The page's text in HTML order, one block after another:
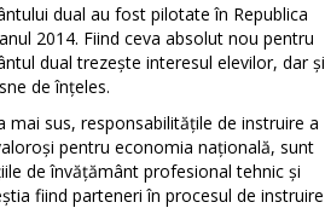
dual au fost pilotate în Republica
2014. Fiind ceva absolut nou pentru
dual trezește interesul elevilor, dar și
de înțeles.
mai sus, responsabilitățile de instruire a
pentru economia națională, sunt
de învățământ profesional tehnic și
fiind parteneri în procesul de instruire